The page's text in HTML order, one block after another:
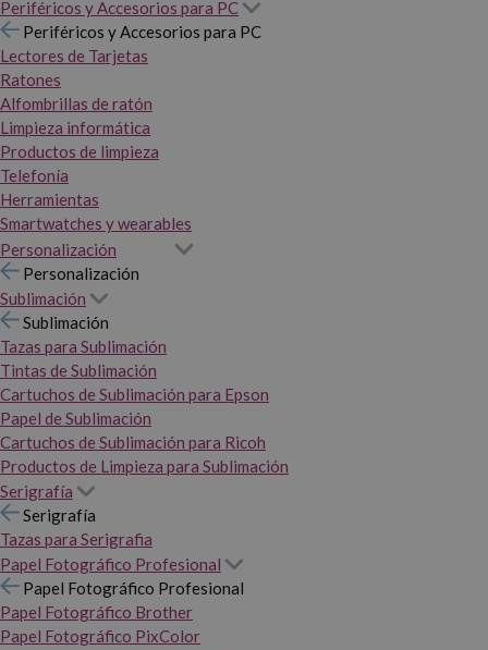
Periféricos y Accesorios para PC
Periféricos y Accesorios para PC
Lectores de Tarjetas
Ratones
Alfombrillas de ratón
Limpieza informática
Productos de limpieza
Telefonía
Herramientas
Smartwatches y wearables
Personalización
Personalización
Sublimación
Sublimación
Tazas para Sublimación
Tintas de Sublimación
Cartuchos de Sublimación para Epson
Papel de Sublimación
Cartuchos de Sublimación para Ricoh
Productos de Limpieza para Sublimación
Serigrafía
Serigrafía
Tazas para Serigrafia
Papel Fotográfico Profesional
Papel Fotográfico Profesional
Papel Fotográfico Brother
Papel Fotográfico PixColor